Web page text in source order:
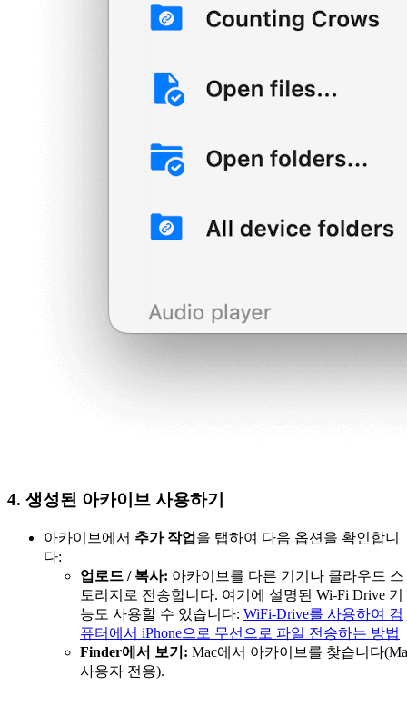
4. 생성된 아카이브 사용하기
아카이브에서 추가 작업 을 탭하여 다음 옵션을 확인합니
다:
업로드 / 복사: 아카이브를 다른 기기나 클라우드 스
토리지로 전송합니다. 여기에 설명된 Wi-Fi Drive 기
능도 사용할 수 있습니다: WiFi-Drive를 사용하여 컴
퓨터에서 iPhone으로 무선으로 파일 전송하는 방법
Finder에서 보기: Mac에서 아카이브를 찾습니다
사용자 전용).